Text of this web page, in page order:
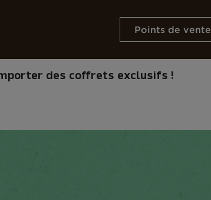
Points de vente
des coffrets exclusifs !